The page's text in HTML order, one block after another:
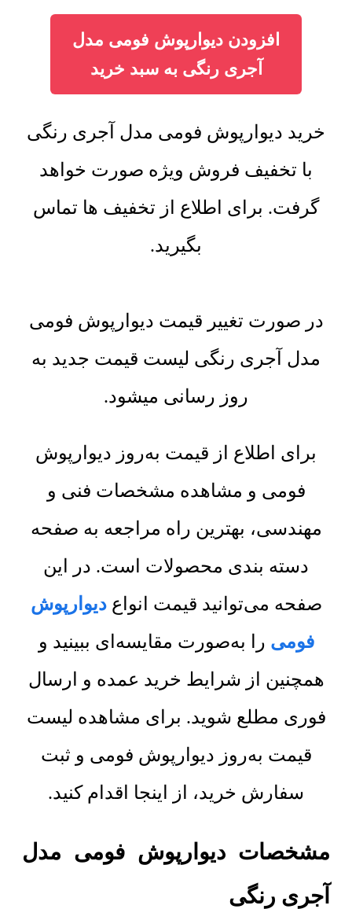
افزودن دیوارپوش فومی مدل
آجری رنگی به سبد خرید
خرید دیوارپوش فومی مدل آجری رنگی
با تخفیف فروش ویژه صورت خواهد
گرفت. برای اطلاع از تخفیف ها تماس
بگیرید.
در صورت تغییر قیمت دیوارپوش فومی
مدل آجری رنگی لیست قیمت جدید به
روز رسانی میشود.
برای اطلاع از قیمت به‌روز دیوارپوش
فومی و مشاهده مشخصات فنی و
مهندسی، بهترین راه مراجعه به صفحه
دسته بندی محصولات است. در این
صفحه می‌توانید قیمت انواعدیوارپوش
فومی را به‌صورت مقایسه‌ای ببینید و
همچنین از شرایط خرید عمده و ارسال
فوری مطلع شوید. برای مشاهده لیست
قیمت به‌روز دیوارپوش فومی و ثبت
سفارش خرید، از اینجا اقدام کنید.
مشخصات دیوارپوش فومی مدل
آجری رنگی